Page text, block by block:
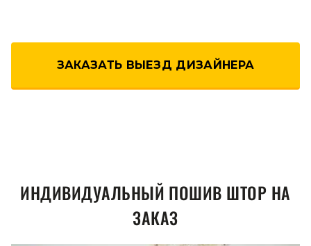
ЗАКАЗАТЬ ВЫЕЗД ДИЗАЙНЕРА
ИНДИВИДУАЛЬНЫЙ ПОШИВ ШТОР НА
ЗАКАЗ